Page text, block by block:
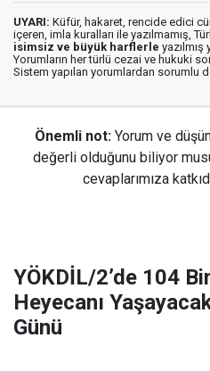
UYARI: Küfür, hakaret, rencide edici
içeren, imla kuralları ile yazılmamış,
isimsiz ve büyük harflerle
Yorumların her türlü cezai ve hukuki
Sistem yapılan yorumlardan sorumlu
Önemli not: Yorum ve
değerli olduğunu biliyor
cevaplarımıza
YÖKDİL/2’de 104
Heyecanı
Günü